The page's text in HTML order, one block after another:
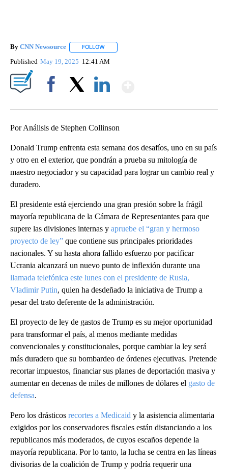
By CNN Newsource FOLLOW
Published May 19, 2025 12:41 AM
Por Análisis de Stephen Collinson
Donald Trump enfrenta esta semana dos desafíos, uno en su país
y otro en el exterior, que pondrán a prueba su mitología de
maestro negociador y su capacidad para lograr un cambio real y
duradero.
El presidente está ejerciendo una gran presión sobre la frágil
mayoría republicana de la Cámara de Representantes para que
supere las divisiones internas y apruebe el “gran y hermoso
proyecto de ley” que contiene sus principales prioridades
nacionales. Y su hasta ahora fallido esfuerzo por pacificar
Ucrania alcanzará un nuevo punto de inflexión durante una
llamada telefónica este lunes con el presidente de Rusia,
Vladimir Putin, quien ha desdeñado la iniciativa de Trump a
pesar del trato deferente de la administración.
El proyecto de ley de gastos de Trump es su mejor oportunidad
para transformar el país, al menos mediante medidas
convencionales y constitucionales, porque cambiar la ley será
más duradero que su bombardeo de órdenes ejecutivas. Pretende
recortar impuestos, financiar sus planes de deportación masiva y
aumentar en decenas de miles de millones de dólares el gasto de
defensa.
Pero los drásticos recortes a Medicaid y la asistencia alimentaria
exigidos por los conservadores fiscales están distanciando a los
republicanos más moderados, de cuyos escaños depende la
mayoría republicana. Por lo tanto, la lucha se centra en las líneas
divisorias de la coalición de Trump y podría requerir una